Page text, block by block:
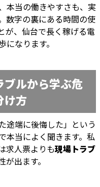
本当の働きやすさも、実
数字の裏にある時間の使
が、仙台で長く稼げる電
なります。
ルから学ぶ危
け方
途端に後悔した」という
本当によく聞きます。私
求人票よりも現場トラブ
が出ます。